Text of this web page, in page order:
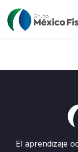
contenido
El aprendizaje